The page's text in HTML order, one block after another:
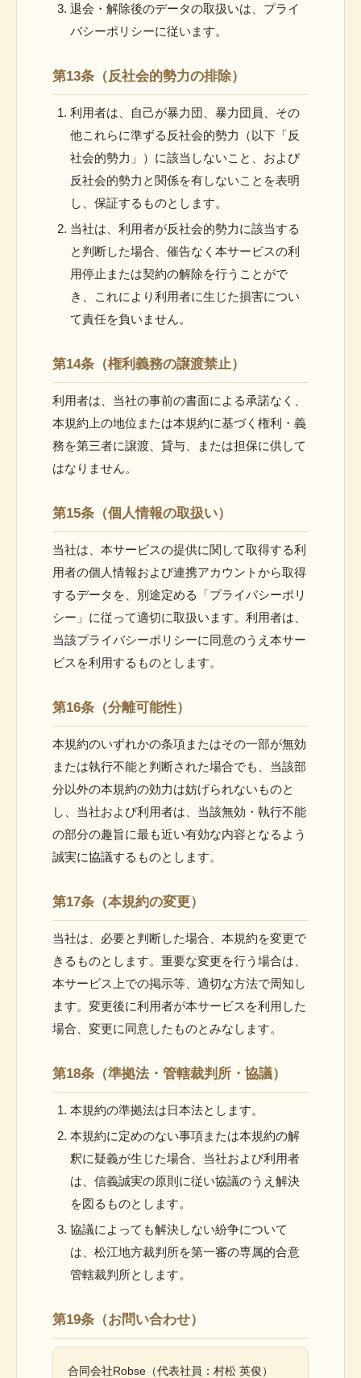
退会・解除後のデータの取扱いは、プライ
バシーポリシーに従います。
第13条（反社会的勢力の排除）
利用者は、自己が暴力団、暴力団員、その
他これらに準ずる反社会的勢力（以下「反
社会的勢力」）に該当しないこと、および
反社会的勢力と関係を有しないことを表明
し、保証するものとします。
当社は、利用者が反社会的勢力に該当する
と判断した場合、催告なく本サービスの利
用停止または契約の解除を行うことがで
き、これにより利用者に生じた損害につい
て責任を負いません。
第14条（権利義務の譲渡禁止）
利用者は、当社の事前の書面による承諾なく、
本規約上の地位または本規約に基づく権利・義
務を第三者に譲渡、貸与、または担保に供して
はなりません。
第15条（個人情報の取扱い）
当社は、本サービスの提供に関して取得する利
用者の個人情報および連携アカウントから取得
するデータを、別途定める「プライバシーポリ
シー」に従って適切に取扱います。利用者は、
当該プライバシーポリシーに同意のうえ本サー
ビスを利用するものとします。
第16条（分離可能性）
本規約のいずれかの条項またはその一部が無効
または執行不能と判断された場合でも、当該部
分以外の本規約の効力は妨げられないものと
し、当社および利用者は、当該無効・執行不能
の部分の趣旨に最も近い有効な内容となるよう
誠実に協議するものとします。
第17条（本規約の変更）
当社は、必要と判断した場合、本規約を変更で
きるものとします。重要な変更を行う場合は、
本サービス上での掲示等、適切な方法で周知し
ます。変更後に利用者が本サービスを利用した
場合、変更に同意したものとみなします。
第18条（準拠法・管轄裁判所・協議）
本規約の準拠法は日本法とします。
本規約に定めのない事項または本規約の解
釈に疑義が生じた場合、当社および利用者
は、信義誠実の原則に従い協議のうえ解決
を図るものとします。
協議によっても解決しない紛争について
は、松江地方裁判所を第一審の専属的合意
管轄裁判所とします。
第19条（お問い合わせ）
合同会社Robse（代表社員：村松 英俊）